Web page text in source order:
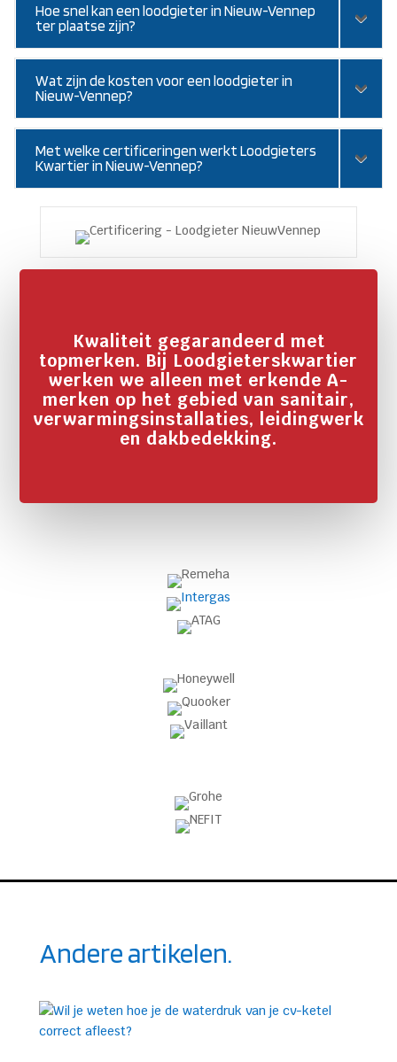
Hoe snel kan een loodgieter in Nieuw-Vennep
ter plaatse zijn?
Wat zijn de kosten voor een loodgieter in
Nieuw-Vennep?
Met welke certificeringen werkt Loodgieters
Kwartier in Nieuw-Vennep?
Kwaliteit gegarandeerd met
topmerken. Bij Loodgieterskwartier
werken we alleen met erkende A-
merken op het gebied van sanitair,
verwarmingsinstallaties, leidingwerk
en dakbedekking.
Andere artikelen.